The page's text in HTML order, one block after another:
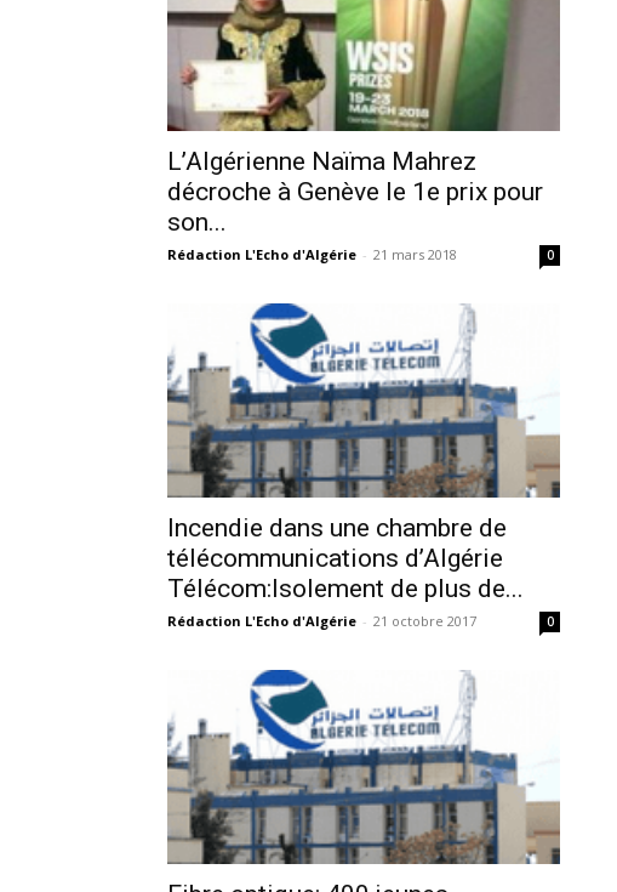
L’Algérienne Naïma Mahrez
décroche à Genève le 1e prix pour
son...
Rédaction L'Echo d'Algérie - 21 mars 2018 0
Incendie dans une chambre de
télécommunications d’Algérie
Télécom:Isolement de plus de...
Rédaction L'Echo d'Algérie - 21 octobre 2017 0